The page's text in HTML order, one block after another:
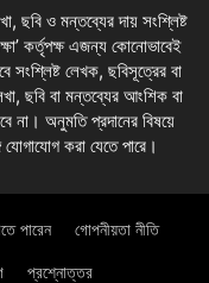
ছবি ও মন্তব্যের দায় সংশ্লিষ্ট
কর্তৃপক্ষ এজন্য কোনোভাবেই
সংশ্লিষ্ট লেখক, ছবিসূত্রের বা
ছবি বা মন্তব্যের আংশিক বা
না। অনুমতি প্রদানের বিষয়ে
যোগাযোগ করা যেতে পারে।
পারেন গোপনীয়তা নীতি
প্রশ্নোত্তর